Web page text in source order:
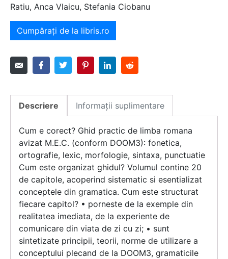
Ratiu, Anca Vlaicu, Stefania Ciobanu
Cumpărați de la libris.ro
Descriere Informații suplimentare
Cum e corect? Ghid practic de limba romana
avizat M.E.C. (conform DOOM3): fonetica,
ortografie, lexic, morfologie, sintaxa, punctuatie
Cum este organizat ghidul? Volumul contine 20
de capitole, acoperind sistematic si esentializat
conceptele din gramatica. Cum este structurat
fiecare capitol? • porneste de la exemple din
realitatea imediata, de la experiente de
comunicare din viata de zi cu zi; • sunt
sintetizate principii, teorii, norme de utilizare a
conceptului plecand de la DOOM3, gramaticile